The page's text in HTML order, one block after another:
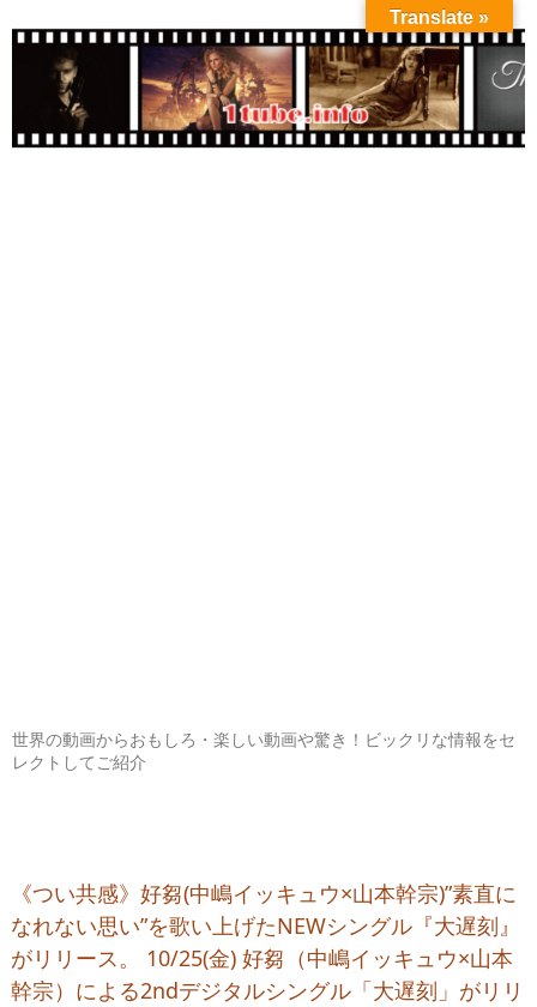
世界の動画からおもしろ・楽しい動画や驚き！ビックリな情報をセ
レクトしてご紹介
《つい共感》好芻(中嶋イッキュウ×山本幹宗)”素直に
なれない思い”を歌い上げたNEWシングル『大遅刻』
がリリース。 10/25(金) 好芻（中嶋イッキュウ×山本
幹宗）による2ndデジタルシングル「大遅刻」がリリ
Translate »